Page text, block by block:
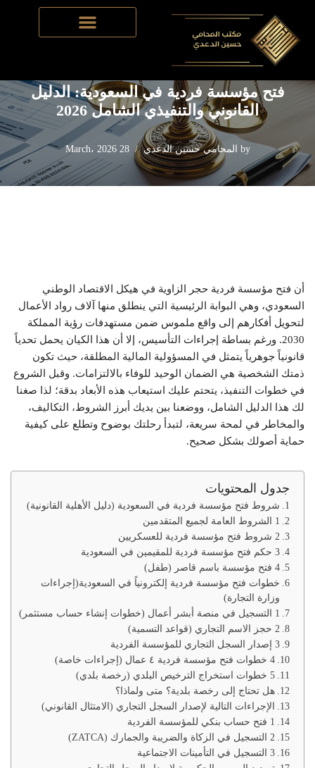
Skip
Home
-تأسيس الشركات في السعودية-فتح مؤسسة فردية في
السعودية: الدليل القانوني والتنفيذي الشامل 2026
فتح مؤسسة فردية في السعودية: الدليل
القانوني والتنفيذي الشامل 2026
by المحامي حسين الدعدي 28 March، 2026
أن فتح مؤسسة فردية حجر الزاوية في هيكل الاقتصاد الوطني
السعودي، وهي البوابة الرئيسية التي ينطلق منها آلاف رواد الأعمال
لتحويل أفكارهم إلى واقع ملموس ضمن مستهدفات رؤية المملكة
2030. ورغم بساطة إجراءات التأسيس، إلا أن هذا الكيان يحمل تحدياً
قانونياً جوهرياً يتمثل في المسؤولية المالية المطلقة، حيث تكون
ذمتك الشخصية هي الضمان الوحيد للوفاء بالالتزامات. وقبل الشروع
في خطوات التنفيذ، يتحتم عليك استيعاب هذه الأبعاد بدقة؛ لذا صغنا
لك هذا الدليل الشامل، ووضعنا بين يديك أبرز الشروط، التكاليف،
والمخاطر في لمحة سريعة، لتبدأ رحلتك بوضوح وتطلع على كيفية
حماية أصولك بشكل صحيح.
جدول المحتويات
شروط فتح مؤسسة فردية في السعودية (دليل الأهلية القانونية)
1 الشروط العامة لجميع المتقدمين
2 شروط فتح مؤسسة فردية للعسكريين
3 حكم فتح مؤسسة فردية للمقيمين في السعودية
4 فتح مؤسسة باسم قاصر (طفل)
خطوات فتح مؤسسة فردية إلكترونياً في السعودية(إجراءات
وزارة التجارة)
1 التسجيل في منصة أبشر أعمال (خطوات إنشاء حساب مستثمر)
2 حجز الاسم التجاري (قواعد التسمية)
3 إصدار السجل التجاري للمؤسسة الفردية
4 خطوات فتح مؤسسة فردية ٤ عمال (إجراءات خاصة)
5 خطوات استخراج الترخيص البلدي (رخصة بلدي)
هل تحتاج إلى رخصة بلدية؟ متى ولماذا؟
الإجراءات التالية لإصدار السجل التجاري (الامتثال القانوني)
1 فتح حساب بنكي للمؤسسة الفردية
2 التسجيل في الزكاة والضريبة والجمارك (ZATCA)
3 التسجيل في التأمينات الاجتماعية